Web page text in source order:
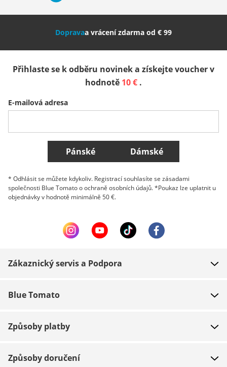
Nederland Italia (Italiano) Italien (Deutsch)
Slovenija
Belgique (Français) Danmark Norge
Všechny země
Dopravaa vrácení zdarma od € 99
Přihlaste se k odběru novinek a získejte voucher v
hodnotě 10 € .
E-mailová adresa
Pánské Dámské
* Odhlásit se můžete kdykoliv. Registrací souhlasíte se zásadami
společnosti Blue Tomato o ochraně osobních údajů. *Poukaz lze uplatnit u
objednávky v hodnotě minimálně 50 €.
Zákaznický servis a Podpora
Platba
Navrácení zboží
Blue Tomato
Práce
Způsoby platby
Způsoby doručení